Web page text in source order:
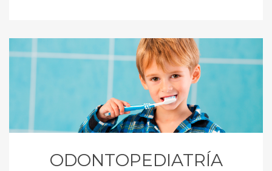
ODONTOPEDIATRÍA